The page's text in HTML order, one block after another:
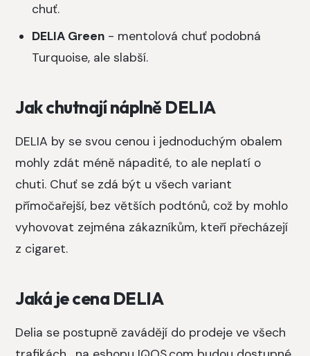
chuť.
DELIA Green - mentolová chuť podobná
Turquoise, ale slabší.
Jak chutnají náplně DELIA
DELIA by se svou cenou i jednoduchým obalem
mohly zdát méně nápadité, to ale neplatí o
chuti. Chuť se zdá být u všech variant
přímočařejší, bez větších podtónů, což by mohlo
vyhovovat zejména zákazníkům, kteří přecházejí
z cigaret.
Jaká je cena DELIA
Delia se postupně zavádějí do prodeje ve všech